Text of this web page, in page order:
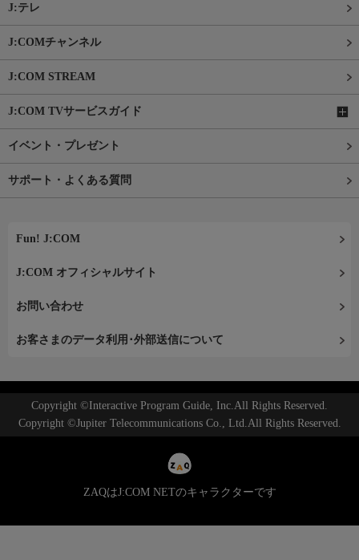
J:テレ
J:COMチャンネル
J:COM STREAM
J:COM TVサービスガイド
イベント・プレゼント
サポート・よくある質問
Fun! J:COM
J:COM オフィシャルサイト
お問い合わせ
お客さまのデータ利用･外部送信について
Copyright ©Interactive Program Guide, Inc.All Rights Reserved.
Copyright ©Jupiter Telecommunications Co., Ltd.All Rights Reserved.
ZAQはJ:COM NETのキャラクターです